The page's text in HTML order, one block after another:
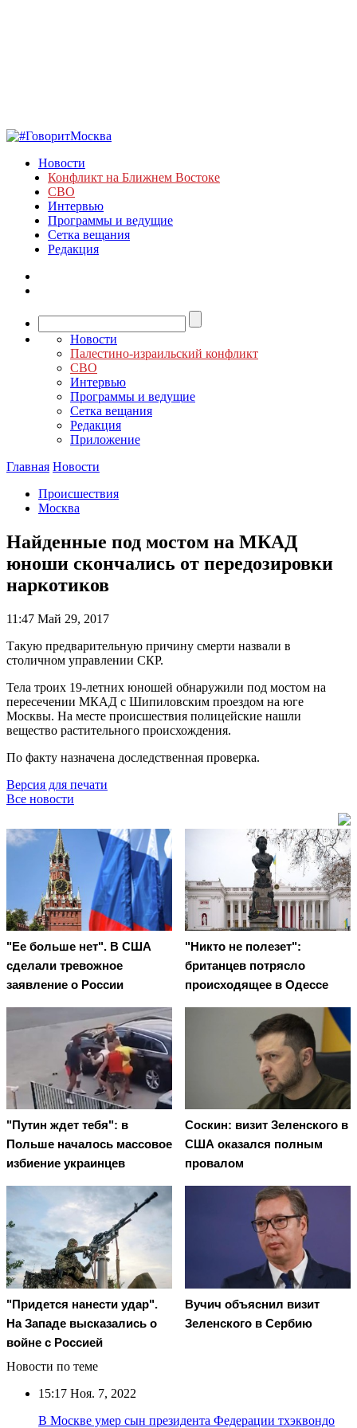
Новости
Конфликт на Ближнем Востоке
СВО
Интервью
Программы и ведущие
Сетка вещания
Редакция
Новости
Палестино-израильский конфликт
СВО
Интервью
Программы и ведущие
Сетка вещания
Редакция
Приложение
Главная Новости
Происшествия
Москва
Найденные под мостом на МКАД
юноши скончались от передозировки
наркотиков
11:47 Май 29, 2017
Такую предварительную причину смерти назвали в
столичном управлении СКР.
Тела троих 19-летних юношей обнаружили под мостом на
пересечении МКАД с Шипиловским проездом на юге
Москвы. На месте происшествия полицейские нашли
вещество растительного происхождения.
По факту назначена доследственная проверка.
Версия для печати
Все новости
"Ее больше нет". В США
сделали тревожное
заявление о России
"Никто не полезет":
британцев потрясло
происходящее в Одессе
"Путин ждет тебя": в
Польше началось массовое
избиение украинцев
Соскин: визит Зеленского в
США оказался полным
провалом
"Придется нанести удар".
На Западе высказались о
войне с Россией
Вучич объяснил визит
Зеленского в Сербию
Новости по теме
15:17 Ноя. 7, 2022
В Москве умер сын президента Федерации тхэквондо